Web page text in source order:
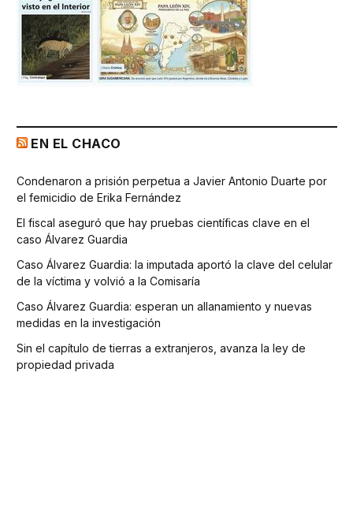
EN EL CHACO
Condenaron a prisión perpetua a Javier Antonio Duarte por
el femicidio de Erika Fernández
El fiscal aseguró que hay pruebas científicas clave en el
caso Álvarez Guardia
Caso Álvarez Guardia: la imputada aportó la clave del celular
de la víctima y volvió a la Comisaría
Caso Álvarez Guardia: esperan un allanamiento y nuevas
medidas en la investigación
Sin el capítulo de tierras a extranjeros, avanza la ley de
propiedad privada